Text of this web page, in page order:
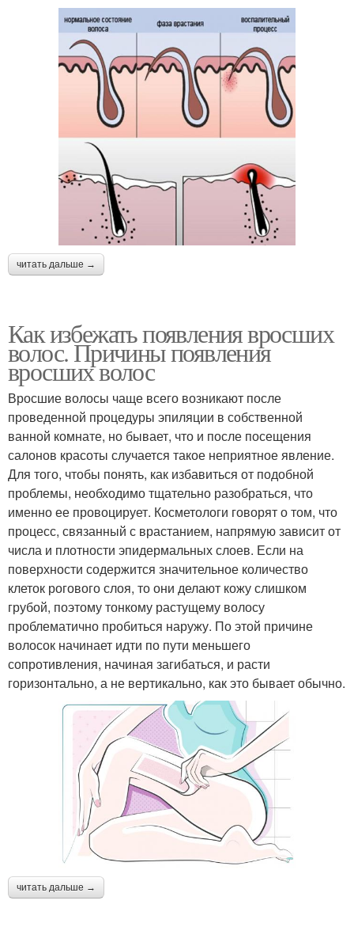
читать дальше →
Как избежать появления вросших
волос. Причины появления
вросших волос
Вросшие волосы чаще всего возникают после
проведенной процедуры эпиляции в собственной
ванной комнате, но бывает, что и после посещения
салонов красоты случается такое неприятное явление.
Для того, чтобы понять, как избавиться от подобной
проблемы, необходимо тщательно разобраться, что
именно ее провоцирует. Косметологи говорят о том, что
процесс, связанный с врастанием, напрямую зависит от
числа и плотности эпидермальных слоев. Если на
поверхности содержится значительное количество
клеток рогового слоя, то они делают кожу слишком
грубой, поэтому тонкому растущему волосу
проблематично пробиться наружу. По этой причине
волосок начинает идти по пути меньшего
сопротивления, начиная загибаться, и расти
горизонтально, а не вертикально, как это бывает обычно.
читать дальше →